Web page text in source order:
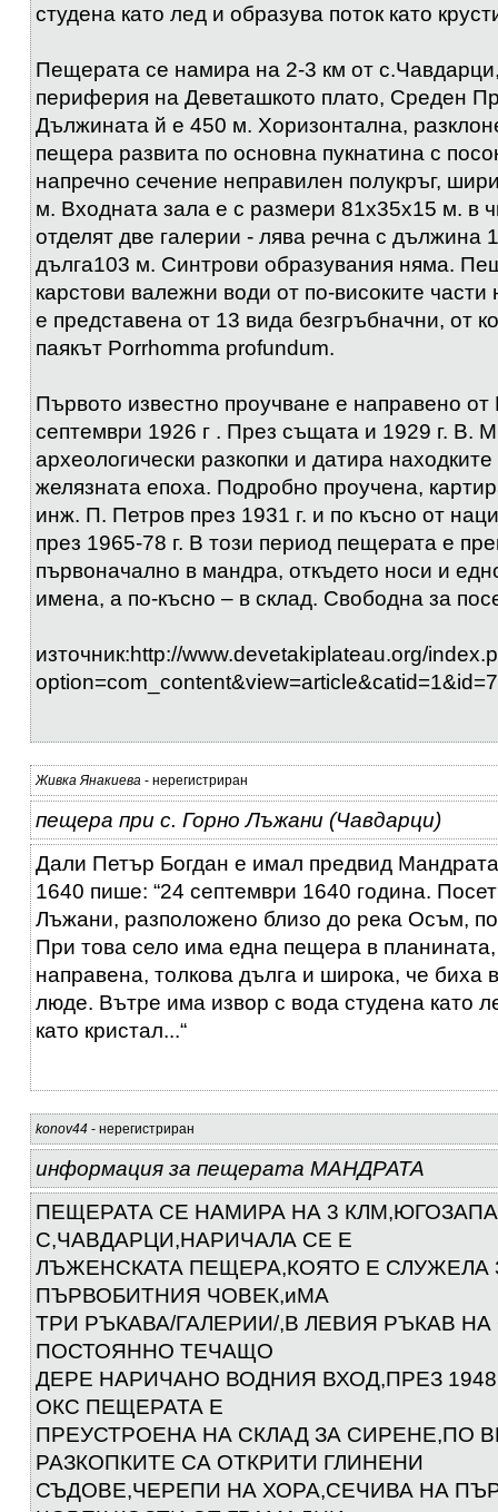
студена като лед и образува поток като
Пещерата се намира на 2-3 км от
периферия на Деветашкото плато, Среден
Дължината й е 450 м. Хоризонтална,
пещера развита по основна пукнатина с
напречно сечение неправилен полукръг,
м. Входната зала е с размери 81x35x15 м. в
отделят две галерии - лява речна с дължина
дълга103 м. Синтрови образувания няма.
карстови валежни води от по-високите
е представена от 13 вида безгръбначни, от
паякът Porrhomma profundum.
Първото известно проучване е направено
септември 1926 г . През същата и 1929 г. В.
археологически разкопки и датира
желязната епоха. Подробно проучена,
инж. П. Петров през 1931 г. и по късно от
през 1965-78 г. В този период пещерата е
първоначално в мандра, откъдето носи и
имена, а по-късно – в склад. Свободна за
източник:http://www.devetakiplateau.org/
Живка Янакиева - нерегистриран
пещера при с. Горно Лъжани (Чавдарци)
Дали Петър Богдан е имал предвид
1640 пише: “24 септември 1640 година.
Лъжани, разположено близо до река Осъм,
При това село има една пещера в планината,
направена, толкова дълга и широка, че биха
люде. Вътре има извор с вода студена като
като кристал...“
konov44 - нерегистриран
информация за пещерата МАНДРАТА
ПЕЩЕРАТА СЕ НАМИРА НА 3
С,ЧАВДАРЦИ,НАРИЧАЛА СЕ Е
ЛЪЖЕНСКАТА ПЕЩЕРА,КОЯТО Е
ПЪРВОБИТНИЯ ЧОВЕК,иМА
ТРИ РЪКАВА/ГАЛЕРИИ/,В ЛЕВИЯ РЪКАВ
ПОСТОЯННО ТЕЧАЩО
ДЕРЕ НАРИЧАНО ВОДНИЯ ВХОД,ПРЕЗ
ОКС ПЕЩЕРАТА Е
ПРЕУСТРОЕНА НА СКЛАД ЗА СИРЕНЕ,ПО
РАЗКОПКИТЕ СА ОТКРИТИ ГЛИНЕНИ
СЪДОВЕ,ЧЕРЕПИ НА ХОРА,СЕЧИВА НА